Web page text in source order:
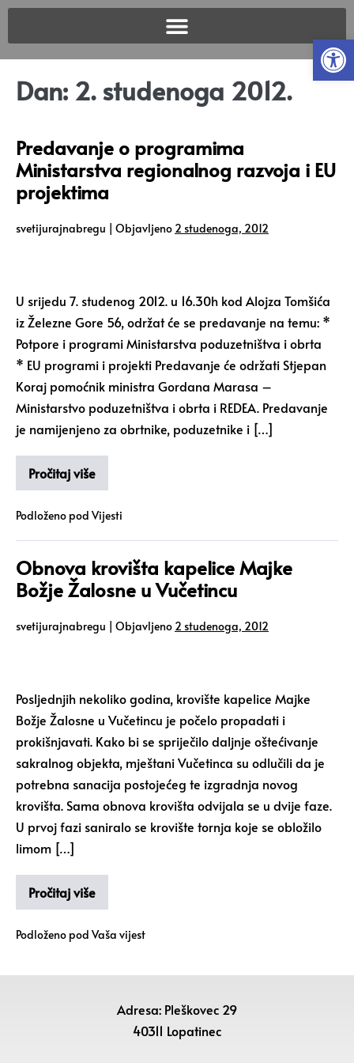
Dan: 2. studenoga 2012.
Predavanje o programima
Ministarstva regionalnog razvoja i EU
projektima
svetijurajnabregu | Objavljeno 2 studenoga, 2012
U srijedu 7. studenog 2012. u 16.30h kod Alojza Tomšića
iz Železne Gore 56, održat će se predavanje na temu: *
Potpore i programi Ministarstva poduzetništva i obrta
* EU programi i projekti Predavanje će održati Stjepan
Koraj pomoćnik ministra Gordana Marasa –
Ministarstvo poduzetništva i obrta i REDEA. Predavanje
je namijenjeno za obrtnike, poduzetnike i […]
Pročitaj više
Podloženo pod Vijesti
Obnova krovišta kapelice Majke
Božje Žalosne u Vučetincu
svetijurajnabregu | Objavljeno 2 studenoga, 2012
Posljednjih nekoliko godina, krovište kapelice Majke
Božje Žalosne u Vučetincu je počelo propadati i
prokišnjavati. Kako bi se spriječilo daljnje oštećivanje
sakralnog objekta, mještani Vučetinca su odlučili da je
potrebna sanacija postojećeg te izgradnja novog
krovišta. Sama obnova krovišta odvijala se u dvije faze.
U prvoj fazi saniralo se krovište tornja koje se obložilo
limom […]
Pročitaj više
Podloženo pod Vaša vijest
Adresa: Pleškovec 29
40311 Lopatinec